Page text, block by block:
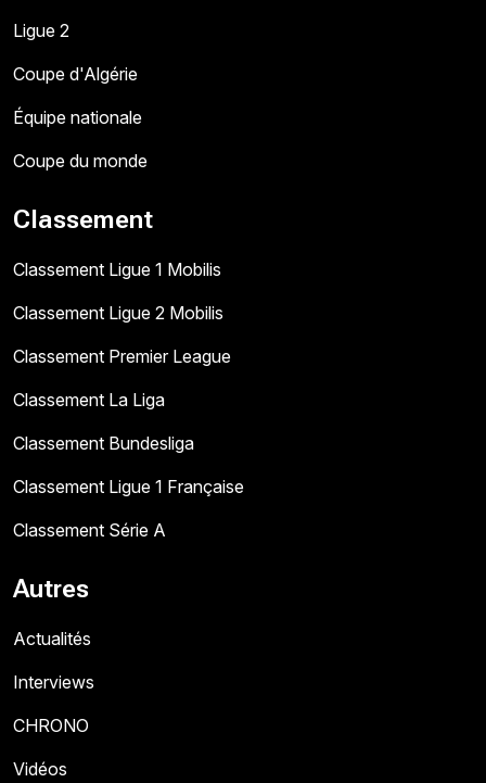
Ligue 2
Coupe d'Algérie
Équipe nationale
Coupe du monde
Classement
Classement Ligue 1 Mobilis
Classement Ligue 2 Mobilis
Classement Premier League
Classement La Liga
Classement Bundesliga
Classement Ligue 1 Française
Classement Série A
Autres
Actualités
Interviews
CHRONO
Vidéos